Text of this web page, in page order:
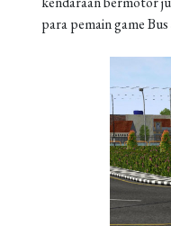
para pemain game